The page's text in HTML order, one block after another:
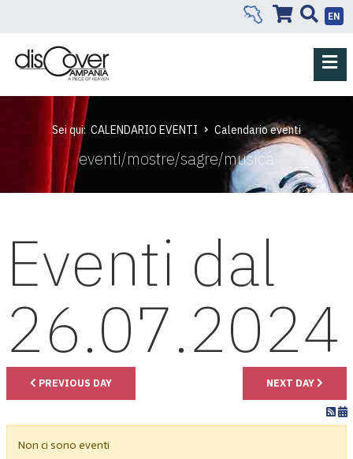
EN
Sei qui: CALENDARIO EVENTI Calendario eventi
eventi/mostre/sagre/musica
Eventi dal
26.07.2024
PREVIOUS DAY NEXT DAY
Non ci sono eventi